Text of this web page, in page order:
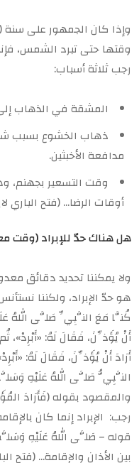
وإذا كان الجمهور على سنة
وقتها حتى تبرد الشمس،
رجب ثلاثة أسباب:
المشقة في الذهاب
ذهاب الخشوع بسبب
مدافعة الأخبثين.
وقت التسعير بجهنم،
أوقات الرضا… (فتح الباري لابن
هل هناك حدّ للإبراد (وقت
ولا يمكننا تحديد دقائق
هو حدّ الإبراد، ولكننا
كُنَّا مَعَ النَّبِيِّ صَلَّى اللهُ
أَنْ يُؤَذِّنَ، فَقَالَ لَهُ: «أَبْرِدْ»،
أَرَادَ أَنْ يُؤَذِّنَ، فَقَالَ لَهُ:
النَّبِيُّ صَلَّى اللهُ عَلَيْهِ
والمقصود بقوله (فَأَرَادَ
رجب: الإبراد إنما كان
قوله – صَلَّى اللهُ عَلَيْهِ
بين الأذان والإقامة… (فتح